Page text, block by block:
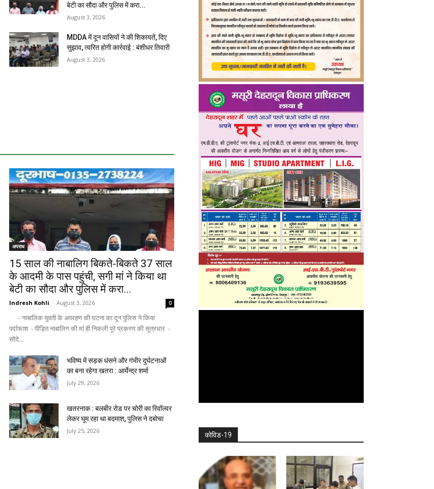
बेटी का सौदा और पुलिस में करा...
August 3, 2026
MDDA में दून वासियों ने की शिकायतें, दिए
सुझाव, त्वरित होगी कार्रवाई : बंशीधर तिवारी
August 3, 2026
अपराध
15 साल की नाबालिग बिकते-बिकते 37 साल
के आदमी के पास पहुंची, सगी मां ने किया था
बेटी का सौदा और पुलिस में करा...
Indresh Kohli - August 3, 2026 0
- नाबालिक युवती के अपरहण की घटना का दून पुलिस ने किया
पर्दाफाश - पीड़ित नाबालिग की मां ही निकली पूरे प्रकरण की सूत्रधार -
सौदे...
भविष्य में सड़क धंसने और गंभीर दुर्घटनाओं
का बना रहेगा खतरा : आर्येन्द्र शर्मा
July 29, 2026
खतरनाक : बलबीर रोड पर चोरी का रिवॉल्वर
लेकर घूम रहा था बदमाश, पुलिस ने दबोचा
July 25, 2026
कोविड-19